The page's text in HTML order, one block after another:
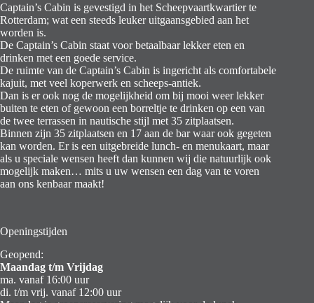
Captain’s Cabin is gevestigd in het Scheepvaartkwartier te
Rotterdam; wat een steeds leuker uitgaansgebied aan het
worden is.
De Captain’s Cabin staat voor betaalbaar lekker eten en
drinken met een goede service.
De ruimte van de Captain’s Cabin is ingericht als comfortabele
kajuit, met veel koperwerk en scheeps-antiek.
Dan is er ook nog de mogelijkheid om bij mooi weer lekker
buiten te eten of gewoon een borreltje te drinken op een van
de twee terrassen in nautische stijl met 35 zitplaatsen.
Binnen zijn 35 zitplaatsen en 17 aan de bar waar ook gegeten
kan worden. Er is een uitgebreide lunch- en menukaart, maar
als u speciale wensen heeft dan kunnen wij die natuurlijk ook
mogelijk maken… mits u uw wensen een dag van te voren
aan ons kenbaar maakt!
Openingstijden
Geopend:
Maandag t/m Vrijdag
ma. vanaf 16:00 uur
di. t/m vrij. vanaf 12:00 uur